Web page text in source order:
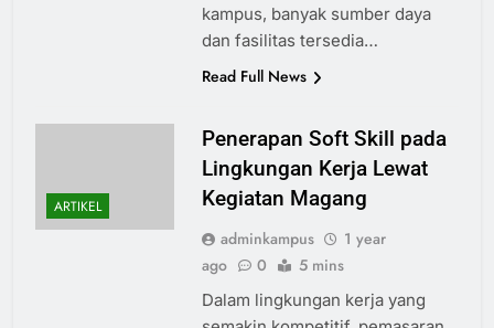
kampus, banyak sumber daya
dan fasilitas tersedia…
Read Full News
ARTIKEL
Penerapan Soft Skill pada
Lingkungan Kerja Lewat
Kegiatan Magang
adminkampus
1 year
ago
0 5 mins
Dalam lingkungan kerja yang